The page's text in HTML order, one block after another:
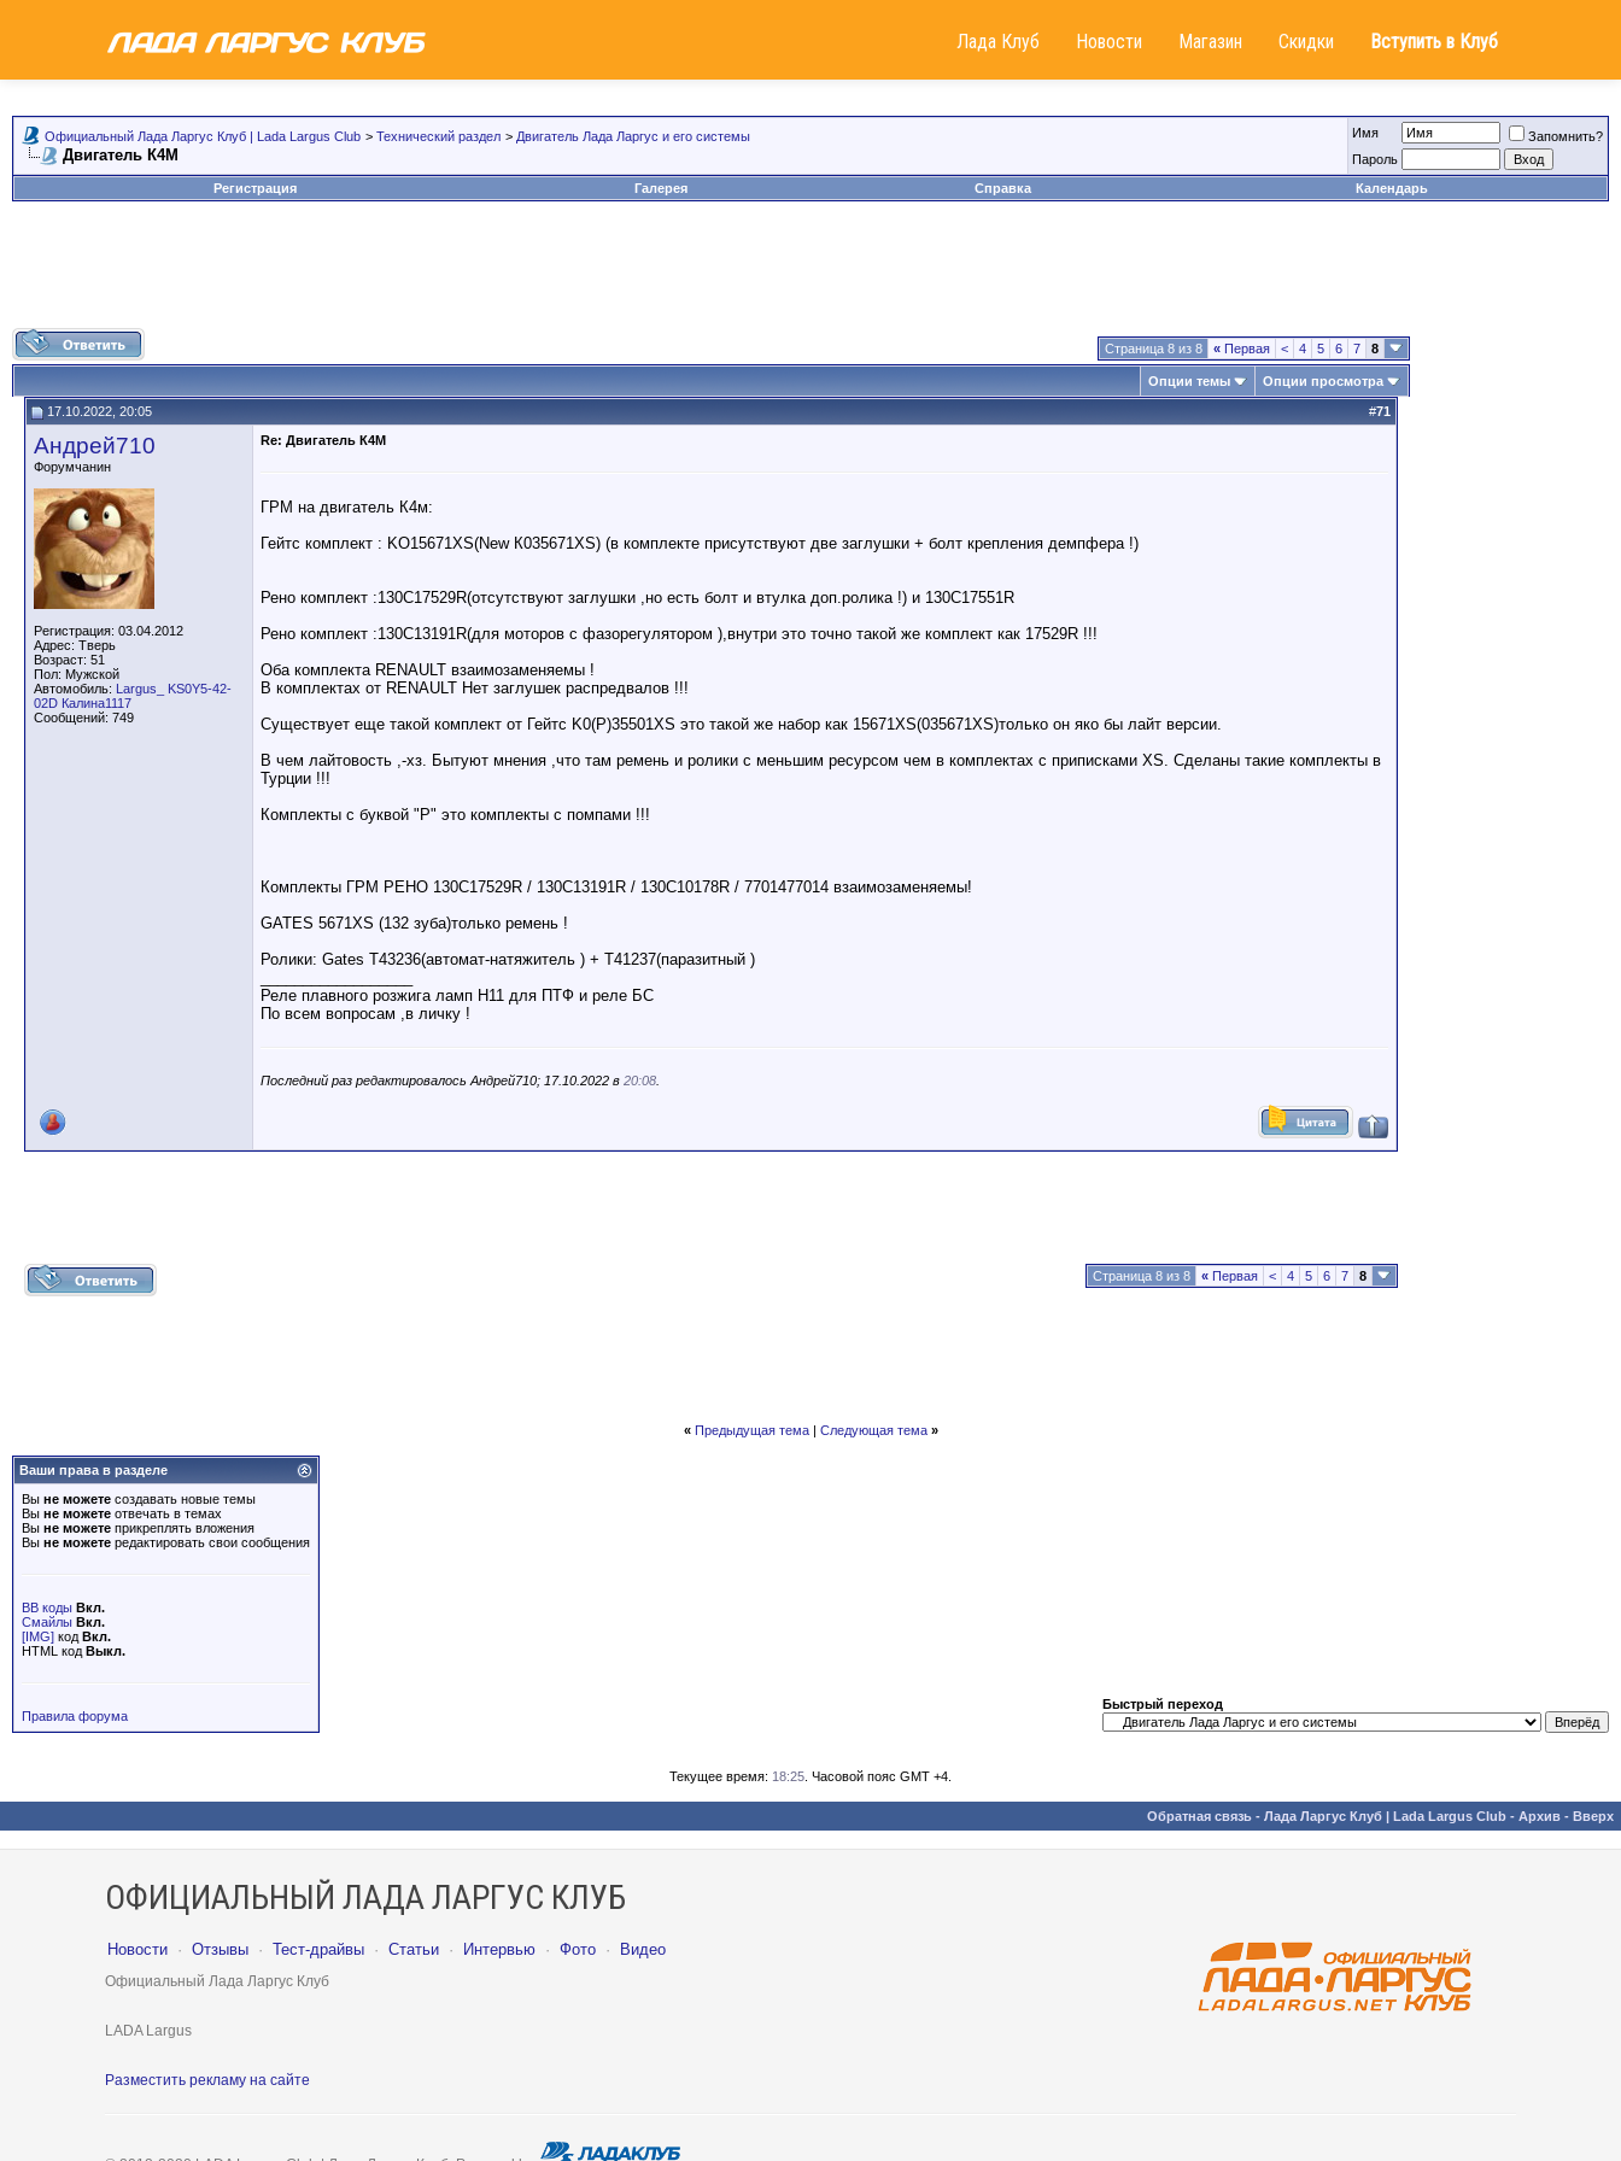
Лада Клуб Новости Магазин Скидки Вступить в Клуб
Официальный Лада Ларгус Клуб | Lada Largus Club > Технический раздел > Двигатель Лада Ларгус и его системы
Двигатель К4М
Имя
Запомнить?
Пароль
Регистрация
Галерея Справка Календарь
Страница 8 из 8 « Первая < 4 5 6 7 8
Опции темы Опции просмотра
17.10.2022, 20:05 #71
Андрей710
Форумчанин
Регистрация: 03.04.2012
Адрес: Тверь
Возраст: 51
Пол: Мужской
Автомобиль: Largus_ KS0Y5-42-
02D Калина1117
Сообщений: 749
Re: Двигатель К4М
ГРМ на двигатель К4м:
Гейтс комплект : KO15671XS(New К035671XS) (в комплекте присутствуют две заглушки + болт крепления демпфера !)
Рено комплект :130С17529R(отсутствуют заглушки ,но есть болт и втулка доп.ролика !) и 130C17551R
Рено комплект :130С13191R(для моторов с фазорегулятором ),внутри это точно такой же комплект как 17529R !!!
Оба комплекта RENAULT взаимозаменяемы !
В комплектах от RENAULT Нет заглушек распредвалов !!!
Существует еще такой комплект от Гейтс K0(P)35501XS это такой же набор как 15671XS(035671XS)только он яко бы лайт версии.
В чем лайтовость ,-хз. Бытуют мнения ,что там ремень и ролики с меньшим ресурсом чем в комплектах с приписками XS. Сделаны такие комплекты в
Турции !!!
Комплекты с буквой "Р" это комплекты с помпами !!!
Комплекты ГРМ РЕНО 130C17529R / 130С13191R / 130C10178R / 7701477014 взаимозаменяемы!
GATES 5671XS (132 зуба)только ремень !
Ролики: Gates T43236(автомат-натяжитель ) + T41237(паразитный )
Реле плавного розжига ламп Н11 для ПТФ и реле БС
По всем вопросам ,в личку !
Последний раз редактировалось Андрей710; 17.10.2022 в 20:08
Страница 8 из 8 « Первая < 4 5 6 7 8
« Предыдущая тема| Следующая тема »
Ваши права в разделе
Вы не можете создавать новые темы
Вы не можете отвечать в темах
Вы не можете прикреплять вложения
Вы не можете редактировать свои сообщения
BB коды Вкл.
Смайлы Вкл.
[IMG] код Вкл.
HTML код Выкл.
Правила форума
Быстрый переход
Текущее время: 18:25 . Часовой пояс GMT +4.
Обратная связь - Лада Ларгус Клуб | Lada Largus Club - Архив - Вверх
ОФИЦИАЛЬНЫЙ ЛАДА ЛАРГУС КЛУБ
Новости · Отзывы · Тест-драйвы · Статьи · Интервью · Фото · Видео
Официальный Лада Ларгус Клуб
LADA Largus
Разместить рекламу на сайте